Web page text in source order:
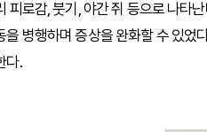
피로감, 붓기, 야간 쥐 등으로 나타
을 병행하며 증상을 완화할 수 있었
다.